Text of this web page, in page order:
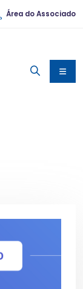
Área do Associado